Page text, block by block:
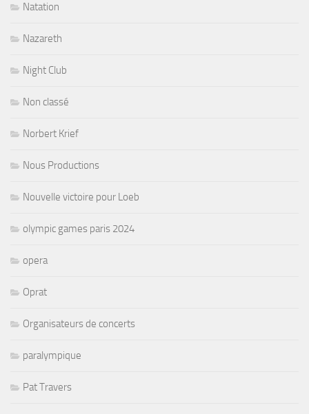
Natation
Nazareth
Night Club
Non classé
Norbert Krief
Nous Productions
Nouvelle victoire pour Loeb
olympic games paris 2024
opera
Oprat
Organisateurs de concerts
paralympique
Pat Travers